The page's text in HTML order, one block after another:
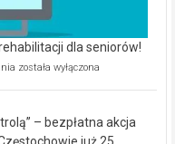
dla seniorów!
Rusza
rehabilitacji
dla
została wyłączona
– bezpłatna akcja
już 25